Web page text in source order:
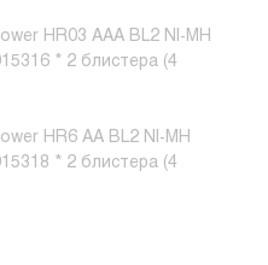
HR03 AAA BL2 NI-MH
* 2 блистера (4
HR6 AA BL2 NI-MH
* 2 блистера (4